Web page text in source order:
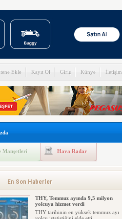
Ekle Kayıt Ol Giriş Künye İletişim
Manşetleri Hava Radar
En Son Haberler
THY, Temmuz ayında 9,5 milyon
yolcuya hizmet verdi
THY tarihinin en yüksek temmuz ayı